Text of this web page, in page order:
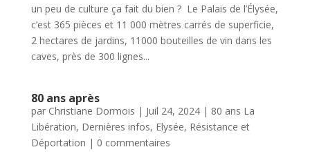
un peu de culture ça fait du bien ? Le Palais de l’Élysée,
c’est 365 pièces et 11 000 mètres carrés de superficie,
2 hectares de jardins, 11000 bouteilles de vin dans les
caves, près de 300 lignes...
80 ans après
par Christiane Dormois | Juil 24, 2024| 80 ans La
Libération, Dernières infos, Elysée, Résistance et
Déportation | 0 commentaires